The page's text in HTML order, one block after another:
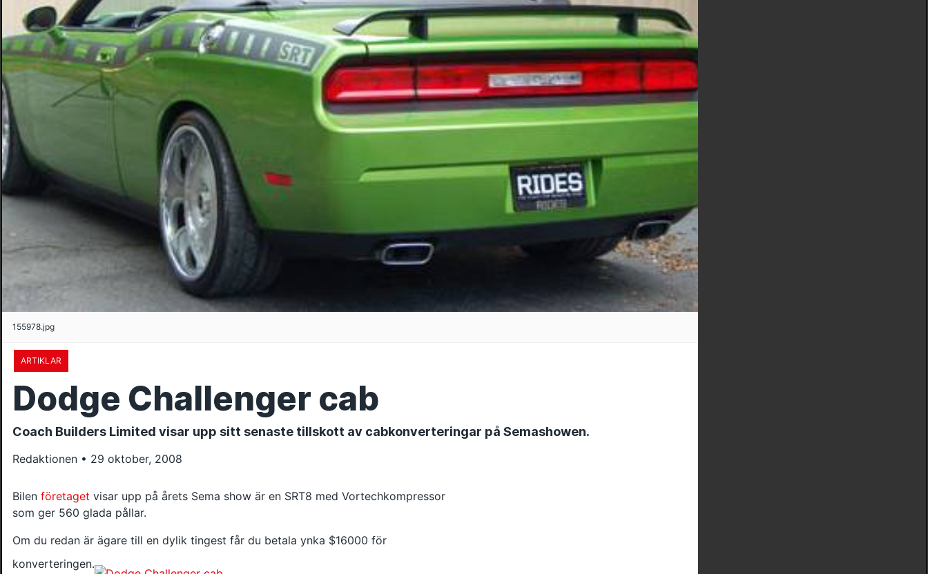
155978.jpg
ARTIKLAR
Dodge Challenger cab
Coach Builders Limited visar upp sitt senaste tillskott av cabkonverteringar på Semashowen.
Redaktionen • 29 oktober, 2008
Bilen företaget visar upp på årets Sema show är en SRT8 med Vortechkompressor
som ger 560 glada pållar.
Om du redan är ägare till en dylik tingest får du betala ynka $16000 för
konverteringen.